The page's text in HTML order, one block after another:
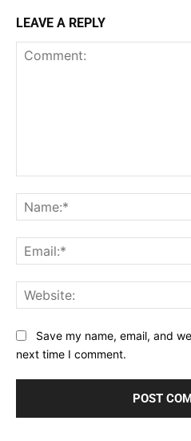
LEAVE A REPLY
Save my name, email, and
next time I comment.